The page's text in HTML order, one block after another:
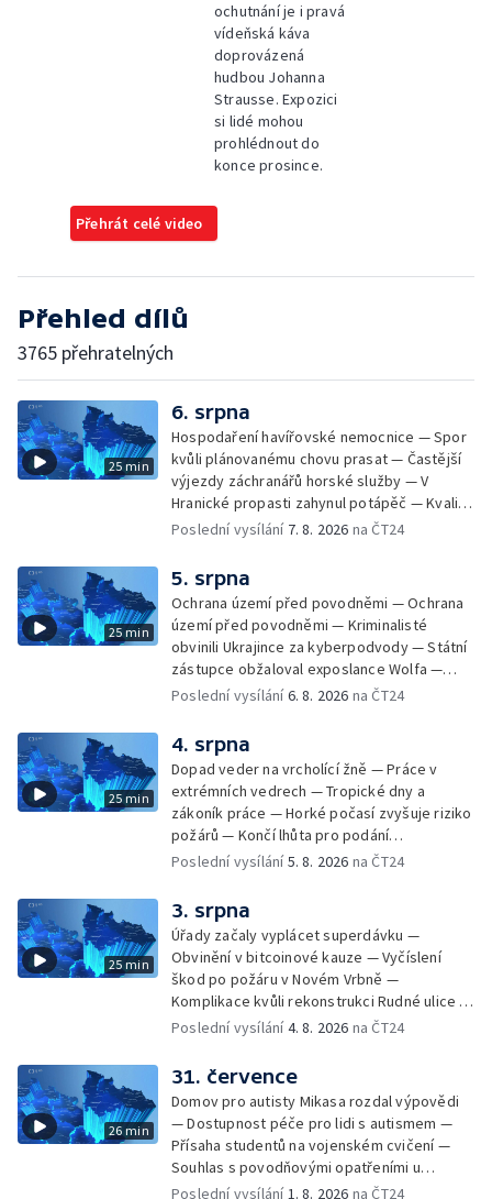
ochutnání je i pravá
vídeňská káva
doprovázená
hudbou Johanna
Strausse. Expozici
si lidé mohou
prohlédnout do
konce prosince.
Přehrát celé video
Přehled dílů
3765 přehratelných
25 min
6. srpna
Hospodaření havířovské nemocnice — Spor
kvůli plánovanému chovu prasat — Častější
výjezdy záchranářů horské služby — V
Hranické propasti zahynul potápěč — Kvalita
vody ke koupání — Zavlažování zeleniny v
Kempování v horkém počasí — Výběr ze
sociálních sítí Události Ostrava — Zkoumání
horka na zastávkách MHD — Promítání filmu
Odyssea z 35 mm pásu
Poslední vysílání 7. 8. 2026 na ČT24
25 min
5. srpna
Ochrana území před povodněmi — Ochrana
území před povodněmi — Kriminalisté
obvinili Ukrajince za kyberpodvody — Státní
zástupce obžaloval exposlance Wolfa —
Péče o hospodářská zvířata ve vedrech —
depozitu Vlastivědného muzea Olomouc —
Zakládání nových dětských skupin — Výběr
ze sociálních sítí Události Ostrava — Tresty
pro fotbalisty za korupci — Po stopách
Gebharda Blüchera
Poslední vysílání6. 8. 2026 na ČT24
25 min
4. srpna
Dopad veder na vrcholící žně — Práce v
extrémních vedrech — Tropické dny a
zákoník práce — Horké počasí zvyšuje riziko
požárů — Končí lhůta pro podání
kandidátních listin — Končí lhůta pro podání
rozsudek v lihové kauze — Výročí
zavraždění Václava III. v Olomouci — Těžba
unikátní rašeliny pro lázně v Karlově
Studánce — Výběr ze sociálních sítí ČT —
Nový program pro léčbu obezity —
Olomoucké (nejen) shakespearovské léto
Poslední vysílání5. 8. 2026 na ČT24
25 min
3. srpna
Úřady začaly vyplácet superdávku —
Obvinění v bitcoinové kauze — Vyčíslení
škod po požáru v Novém Vrbně —
Komplikace kvůli rekonstrukci Rudné ulice —
Nárůst zájmu o klimatizace — Výluka vlaků
Protipovodňová opatření v Troubkách —
Zájem o bydlení na vysokoškolskýc kolejích
— Vrcholí sklizeň levandulí
Poslední vysílání4. 8. 2026 na ČT24
26 min
31. července
Domov pro autisty Mikasa rozdal výpovědi
— Dostupnost péče pro lidi s autismem —
Přísaha studentů na vojenském cvičení —
Souhlas s povodňovými opatřeními u
Troubek — Opravy Rudné omezí dopravu —
Poslední vysílání1. 8. 2026 na ČT24